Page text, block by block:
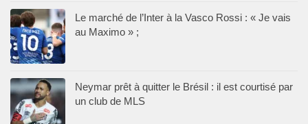
Le marché de l’Inter à la Vasco Rossi : « Je vais
au Maximo » ;
Neymar prêt à quitter le Brésil : il est courtisé par
un club de MLS